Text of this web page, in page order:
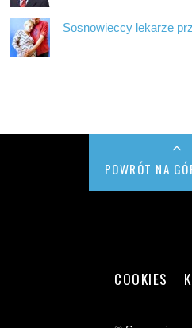
Sosnowieccy lekarze
POWRÓT NA
COOKIES